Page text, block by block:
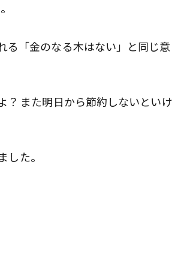
る「金のなる木はない」と同じ意
？ また明日から節約しないといけ
した。